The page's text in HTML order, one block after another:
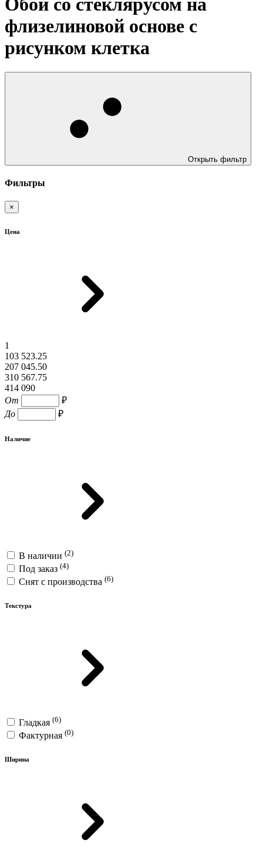
Обои со стеклярусом на
флизелиновой основе с
рисунком клетка
Открыть фильтр
Фильтры
×
Цена
1
103 523.25
207 045.50
310 567.75
414 090
От
₽
До
₽
Наличие
В наличии (2)
Под заказ (4)
Снят с производства (6)
Текстура
Гладкая (6)
Фактурная (0)
Ширина